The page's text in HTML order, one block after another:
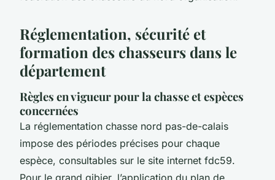
Réglementation, sécurité et
formation des chasseurs dans le
département
Règles en vigueur pour la chasse et espèces
concernées
La réglementation chasse nord pas-de-calais
impose des périodes précises pour chaque
espèce, consultables sur le site internet fdc59.
Pour le grand gibier, l’application du plan de